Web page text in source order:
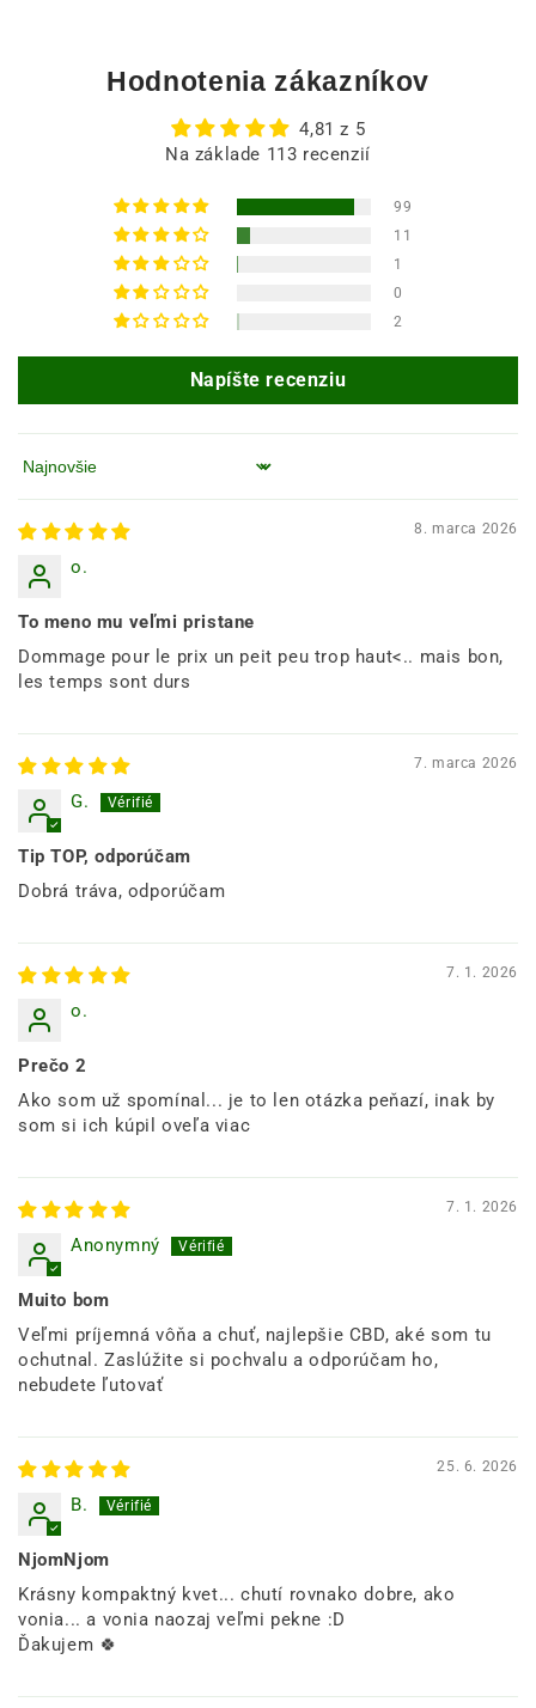
Hodnotenia zákazníkov
4,81 z 5
Na základe 113 recenzií
99
11
1
0
2
Napíšte recenziu
Zoradiť podľa
8. marca 2026
o.
To meno mu veľmi pristane
Dommage pour le prix un peit peu trop haut<.. mais bon,
les temps sont durs
7. marca 2026
G.
Tip TOP, odporúčam
Dobrá tráva, odporúčam
7. 1. 2026
o.
Prečo 2
Ako som už spomínal... je to len otázka peňazí, inak by
som si ich kúpil oveľa viac
7. 1. 2026
Anonymný
Muito bom
Veľmi príjemná vôňa a chuť, najlepšie CBD, aké som tu
ochutnal. Zaslúžite si pochvalu a odporúčam ho,
nebudete ľutovať
25. 6. 2026
B.
NjomNjom
Krásny kompaktný kvet... chutí rovnako dobre, ako
vonia... a vonia naozaj veľmi pekne :D
Ďakujem 🍀